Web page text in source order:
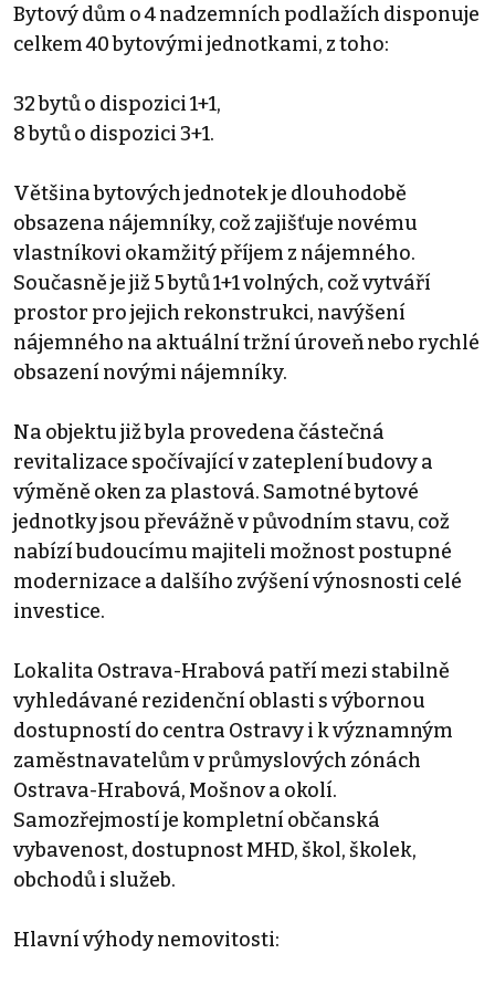
Bytový dům o 4 nadzemních podlažích disponuje
celkem 40 bytovými jednotkami, z toho:
32 bytů o dispozici 1+1,
8 bytů o dispozici 3+1.
Většina bytových jednotek je dlouhodobě
obsazena nájemníky, což zajišťuje novému
vlastníkovi okamžitý příjem z nájemného.
Současně je již 5 bytů 1+1 volných, což vytváří
prostor pro jejich rekonstrukci, navýšení
nájemného na aktuální tržní úroveň nebo rychlé
obsazení novými nájemníky.
Na objektu již byla provedena částečná
revitalizace spočívající v zateplení budovy a
výměně oken za plastová. Samotné bytové
jednotky jsou převážně v původním stavu, což
nabízí budoucímu majiteli možnost postupné
modernizace a dalšího zvýšení výnosnosti celé
investice.
Lokalita Ostrava-Hrabová patří mezi stabilně
vyhledávané rezidenční oblasti s výbornou
dostupností do centra Ostravy i k významným
zaměstnavatelům v průmyslových zónách
Ostrava-Hrabová, Mošnov a okolí.
Samozřejmostí je kompletní občanská
vybavenost, dostupnost MHD, škol, školek,
obchodů i služeb.
Hlavní výhody nemovitosti: